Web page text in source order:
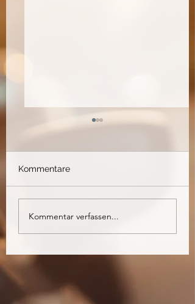
Kommentare
Kommentar verfassen...